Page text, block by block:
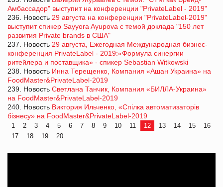
Амбассадор" выступит на конференции "PrivateLabel - 2019"
236. Новость 29 августа на конференции "PrivateLabel-2019"
выступит спикер Sayyora Ayupova с темой доклада "150 лет
развития Private brands в США"
237. Новость 29 августа, Ежегодная Международная бизнес-
конференция PrivateLabel - 2019:«Формула синергии
ритейлера и поставщика» - спикер Sebastian Witkowski
238. Новость Инна Терещенко, Компания «Ашан Украина» на
FoodMaster&PrivateLabel-2019
239. Новость Светлана Танчик, Компания «БИЛЛА-Украина»
на FoodMaster&PrivateLabel-2019
240. Новость Виктория Ильченко, «Спілка автоматизаторів
бізнесу» на FoodMaster&PrivateLabel-2019
1 2 3 4 5 6 7 8 9 10 11 12 13 14 15
16
17
18 19 20